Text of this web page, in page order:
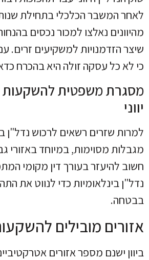
שיצר הזדמנויות למשקיעים זרים.
כי לא כל עסקה זולה היא בהכרח
מסגרת משפטית להשקעות
יווני
למרות שזרים רשאים לרכוש נדל"ן
מגבלות מסוימות, במיוחד באזורי
חשוב להיעזר בעורך דין מקומי
נדל"ן בינלאומיות כדי לנווט את
בבטחה.
אזורים מובילים
ביוון ישנם מספר אזורים